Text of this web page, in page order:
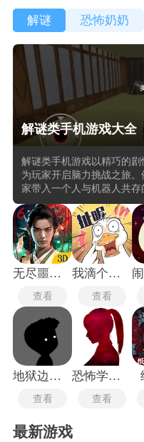
解谜 恐怖奶奶
解谜类手机游戏大全
解谜类手机游戏以精巧的剧
为玩家开启脑力挑战之旅
家带入一个人与机器人共存
暗悬案，通过环境线索和
建和案件设计极具深度。而
话"模式，玩家通过实时聊
理博弈，辅以高质量配乐营
则有《十三号病院》和《密
院为舞台，利用诡异音效与
店、船舱等封闭空间中设
戏供玩家挑选。
无尽噩梦6捕盗行纪
查看
我滴个神啊
查看
地狱边境手机版
查看
恐怖学校白色情人节完整版
查看
最新游戏